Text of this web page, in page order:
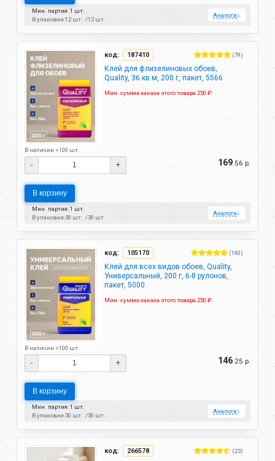
Мин. партия: 1 шт.
В упаковке:12 шт. 12 шт.
Аналоги↓
код: 187410 (79)
Клей для флизелиновых обоев,
Quality, 36 кв.м, 200 г, пакет, 5566
Мин. сумма заказа этого товара 250 ₽.
В наличии >100 шт.
- + 169.56 р.
В корзину
Мин. партия: 1 шт.
В упаковке:30 шт. 30 шт.
Аналоги↓
код: 105170 (190)
Клей для всех видов обоев, Quality,
Универсальный, 200 г, 6-8 рулонов,
пакет, 5000
Мин. сумма заказа этого товара 250 ₽.
В наличии >100 шт.
- + 146.25 р.
В корзину
Мин. партия: 1 шт.
В упаковке:30 шт. 30 шт.
Аналоги↓
код: 266578 (23)